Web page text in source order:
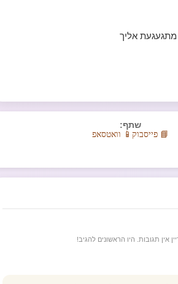
אליך
שתף:
📘 פייסבוק 📱 וואטסאפ
אין תגובות. היו הראשונים להגיב!